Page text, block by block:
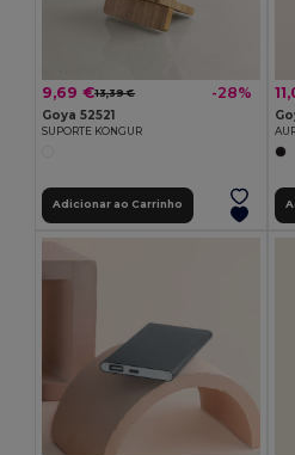
9,69 €13,39 € -28%
Goya 52521
SUPORTE KONGUR
Adicionar ao Carrinho